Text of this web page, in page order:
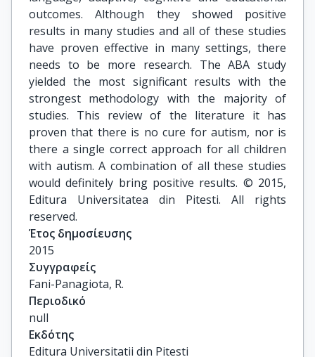
outcomes. Although they showed positive
results in many studies and all of these studies
have proven effective in many settings, there
needs to be more research. The ABA study
yielded the most significant results with the
strongest methodology with the majority of
studies. This review of the literature it has
proven that there is no cure for autism, nor is
there a single correct approach for all children
with autism. A combination of all these studies
would definitely bring positive results. © 2015,
Editura Universitatea din Pitesti. All rights
reserved.
Έτος δημοσίευσης
2015
Συγγραφείς
Fani-Panagiota, R.
Περιοδικό
null
Εκδότης
Editura Universitatii din Pitesti